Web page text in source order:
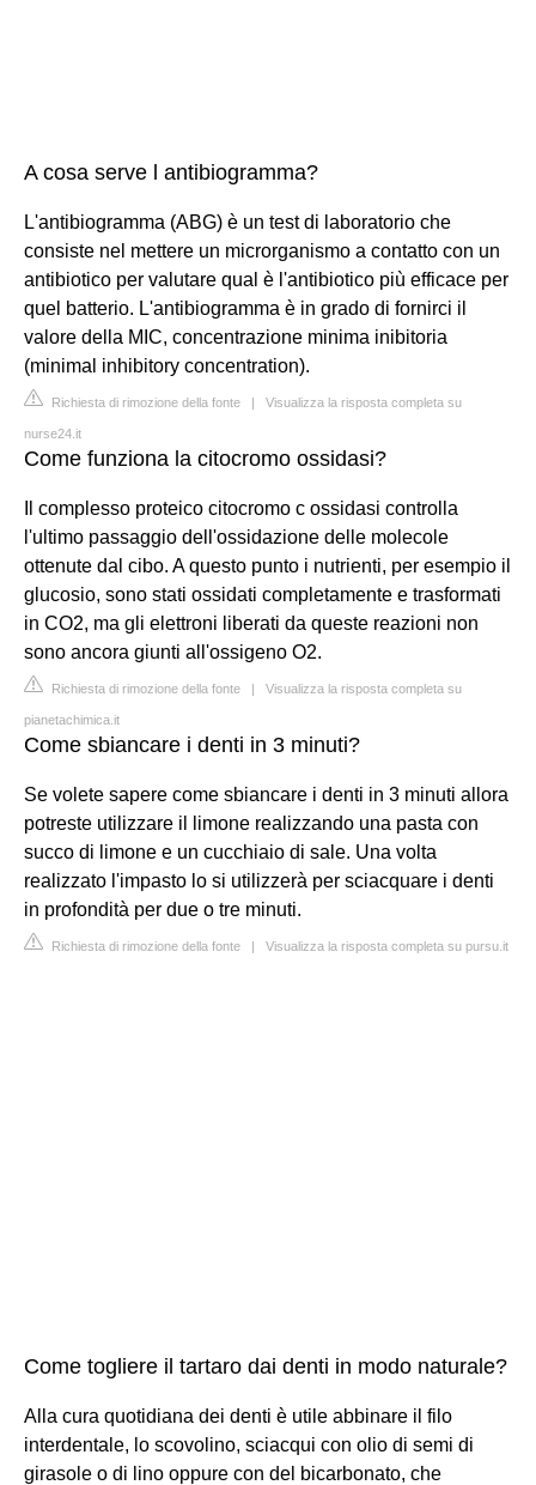
A cosa serve l antibiogramma?
L'antibiogramma (ABG) è un test di laboratorio che
consiste nel mettere un microrganismo a contatto con un
antibiotico per valutare qual è l'antibiotico più efficace per
quel batterio. L'antibiogramma è in grado di fornirci il
valore della MIC, concentrazione minima inibitoria
(minimal inhibitory concentration).
Richiesta di rimozione della fonte | Visualizza la risposta completa su
nurse24.it
Come funziona la citocromo ossidasi?
Il complesso proteico citocromo c ossidasi controlla
l'ultimo passaggio dell'ossidazione delle molecole
ottenute dal cibo. A questo punto i nutrienti, per esempio il
glucosio, sono stati ossidati completamente e trasformati
in CO2, ma gli elettroni liberati da queste reazioni non
sono ancora giunti all'ossigeno O2.
Richiesta di rimozione della fonte | Visualizza la risposta completa su
pianetachimica.it
Come sbiancare i denti in 3 minuti?
Se volete sapere come sbiancare i denti in 3 minuti allora
potreste utilizzare il limone realizzando una pasta con
succo di limone e un cucchiaio di sale. Una volta
realizzato l'impasto lo si utilizzerà per sciacquare i denti
in profondità per due o tre minuti.
Richiesta di rimozione della fonte | Visualizza la risposta completa su pursu.it
Come togliere il tartaro dai denti in modo naturale?
Alla cura quotidiana dei denti è utile abbinare il filo
interdentale, lo scovolino, sciacqui con olio di semi di
girasole o di lino oppure con del bicarbonato, che